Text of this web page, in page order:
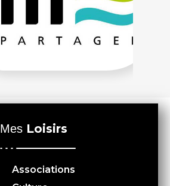
Mes Loisirs
Associations